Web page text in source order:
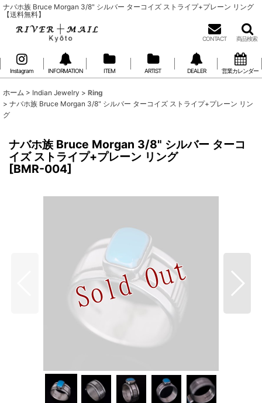
ナバホ族 Bruce Morgan 3/8" シルバー ターコイズ ストライプ+プレーン リング
【送料無料】
CONTACT 商品検索
Instagram INFORMATION ITEM ARTIST DEALER 営業カレンダー
ホーム > Indian Jewelry > Ring
> ナバホ族 Bruce Morgan 3/8" シルバー ターコイズ ストライプ+プレーン リン
グ
ナバホ族 Bruce Morgan 3/8" シルバー ターコ
イズ ストライプ+プレーン リング
[BMR-004]